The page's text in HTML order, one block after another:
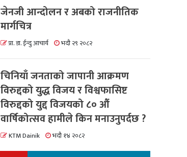
जेनजी आन्दोलन र अबको राजनीतिक
मार्गचित्र
प्रा. डा. ईन्दु आचार्य भदौ २९ २०८२
चिनियाँ जनताको जापानी आक्रमण
विरुद्दको युद्ध विजय र विश्वफासिष्ट
विरुद्दको युद्द विजयको ८० औं
वार्षिकोत्सव हामीले किन मनाउनुपर्दछ ?
KTM Dainik भदौ १४ २०८२